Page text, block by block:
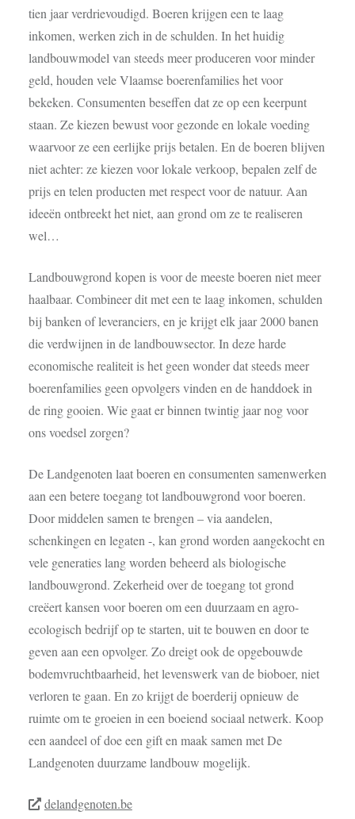
tien jaar verdrievoudigd. Boeren krijgen een te laag
inkomen, werken zich in de schulden. In het huidig
landbouwmodel van steeds meer produceren voor minder
geld, houden vele Vlaamse boerenfamilies het voor
bekeken. Consumenten beseffen dat ze op een keerpunt
staan. Ze kiezen bewust voor gezonde en lokale voeding
waarvoor ze een eerlijke prijs betalen. En de boeren blijven
niet achter: ze kiezen voor lokale verkoop, bepalen zelf de
prijs en telen producten met respect voor de natuur. Aan
ideeën ontbreekt het niet, aan grond om ze te realiseren
wel…
Landbouwgrond kopen is voor de meeste boeren niet meer
haalbaar. Combineer dit met een te laag inkomen, schulden
bij banken of leveranciers, en je krijgt elk jaar 2000 banen
die verdwijnen in de landbouwsector. In deze harde
economische realiteit is het geen wonder dat steeds meer
boerenfamilies geen opvolgers vinden en de handdoek in
de ring gooien. Wie gaat er binnen twintig jaar nog voor
ons voedsel zorgen?
De Landgenoten laat boeren en consumenten samenwerken
aan een betere toegang tot landbouwgrond voor boeren.
Door middelen samen te brengen – via aandelen,
schenkingen en legaten -, kan grond worden aangekocht en
vele generaties lang worden beheerd als biologische
landbouwgrond. Zekerheid over de toegang tot grond
creëert kansen voor boeren om een duurzaam en agro-
ecologisch bedrijf op te starten, uit te bouwen en door te
geven aan een opvolger. Zo dreigt ook de opgebouwde
bodemvruchtbaarheid, het levenswerk van de bioboer, niet
verloren te gaan. En zo krijgt de boerderij opnieuw de
ruimte om te groeien in een boeiend sociaal netwerk. Koop
een aandeel of doe een gift en maak samen met De
Landgenoten duurzame landbouw mogelijk.
delandgenoten.be